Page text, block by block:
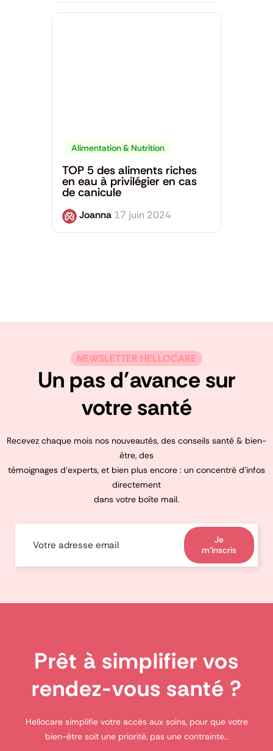
Alimentation & Nutrition
TOP 5 des aliments riches
en eau à privilégier en cas
de canicule
Joanna 17 juin 2024
NEWSLETTER HELLOCARE
Un pas d’avance sur
votre santé
Recevez chaque mois nos nouveautés, des conseils santé & bien-
être, des
témoignages d’experts, et bien plus encore : un concentré d’infos
directement
dans votre boîte mail.
Je
m'inscris
Prêt à simplifier vos
rendez-vous santé ?
Hellocare simplifie votre accès aux soins, pour que votre
bien-être soit une priorité, pas une contrainte..